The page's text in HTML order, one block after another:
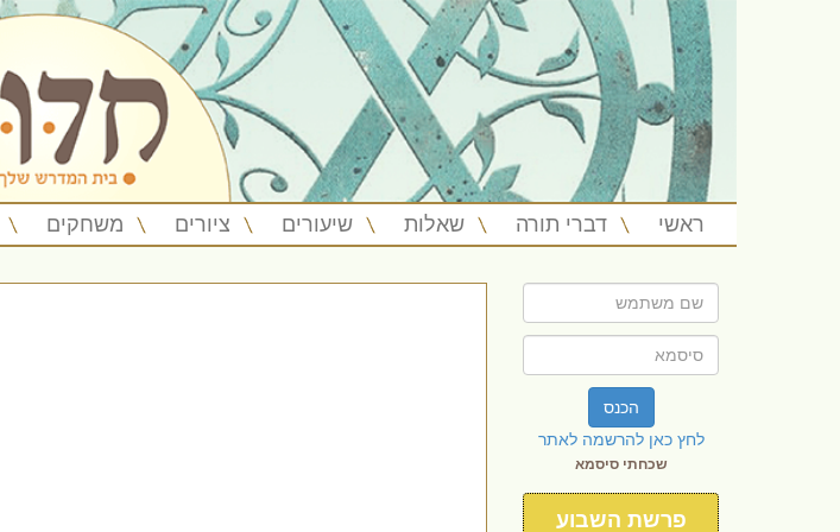
ראשי דברי תורה שאלות שיעורים ציורים משחקים
הכנס
לחץ כאן להרשמה לאתר
שכחתי סיסמא
פרשת השבוע